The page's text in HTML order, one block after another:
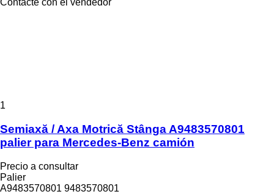
Contacte con el vendedor
1
Semiaxă / Axa Motrică Stânga A9483570801
palier para Mercedes-Benz camión
Precio a consultar
Palier
A9483570801 9483570801